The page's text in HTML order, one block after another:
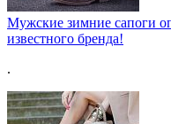
Мужские зимние сапоги
известного бренда!
.